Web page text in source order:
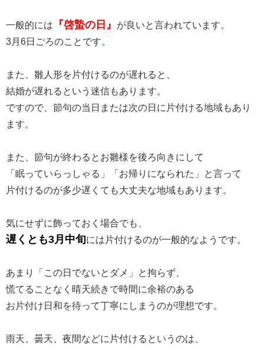
一般的には 『啓蟄の日』
が良いと言われています。
3月6日ごろのことです。
また、雛人形を片付けるのが遅れると、
結婚が遅れるという迷信もあります。
ですので、節句の当日または次の日に片付ける地域もあり
ます。
また、節句が終わるとお雛様を後ろ向きにして
「眠っていらっしゃる」「お帰りになられた」と言って
片付けるのが多少遅くても大丈夫な地域もあります。
気にせずに飾っておく場合でも、
遅くとも3月中旬には片付けるのが一般的なようです。
あまり「この日でないとダメ」と拘らず、
慌てることなく晴天続きで時間に余裕のある
お片付け日和を待って丁寧にしまうのが理想です。
雨天、曇天、夜間などに片付けるというのは、